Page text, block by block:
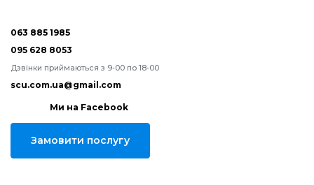
063 885 1985
095 628 8053
Дзвінки приймаються з 9-00 по 18-00
scu.com.ua@gmail.com
Ми на Facebook
Замовити послугу